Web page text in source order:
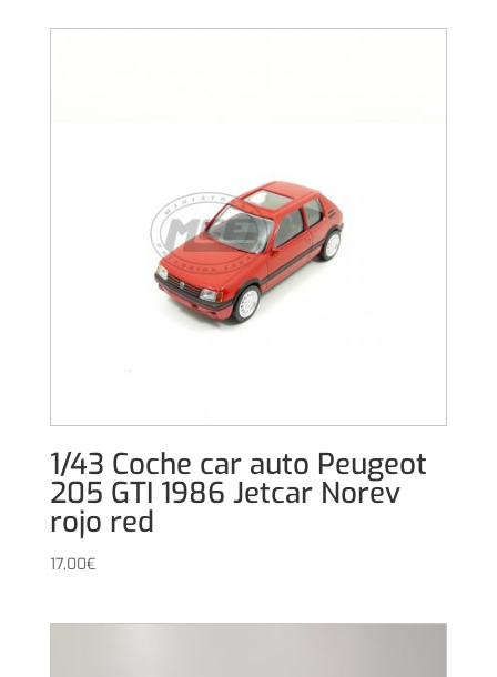
1/43 Coche car auto Peugeot
205 GTI 1986 Jetcar Norev
rojo red
17,00€